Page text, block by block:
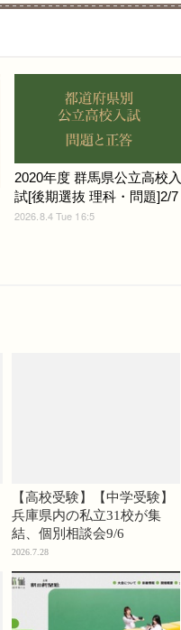
2020年度 群馬県公立高校入
試[後期選抜 理科・問題]2/7
2026.8.4 Tue 16:5
【高校受験】【中学受験】
兵庫県内の私立31校が集
結、個別相談会9/6
2026.7.28